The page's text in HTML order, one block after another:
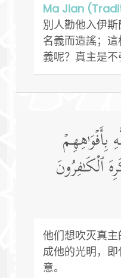
Ma Jian
別人勸他入伊
名義而造謠；
義呢？真主是不
بِأَفۡوَ ٰ⁠هِهِمۡ
ٱلۡكَـٰفِرُونَ
他们想吹灭真
成他的光明，
意。